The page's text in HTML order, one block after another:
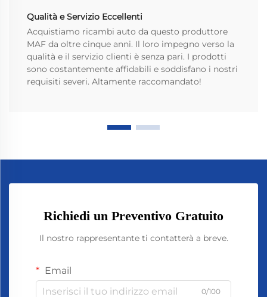
Qualità e Servizio Eccellenti
Acquistiamo ricambi auto da questo produttore
MAF da oltre cinque anni. Il loro impegno verso la
qualità e il servizio clienti è senza pari. I prodotti
sono costantemente affidabili e soddisfano i nostri
requisiti severi. Altamente raccomandato!
Richiedi un Preventivo Gratuito
Il nostro rappresentante ti contatterà a breve.
Email
0/100